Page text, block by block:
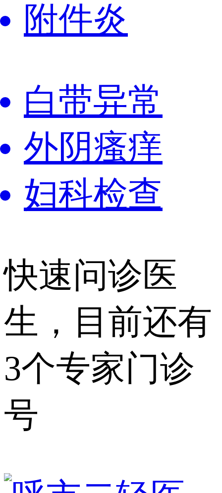
附件炎
白带异常
外阴瘙痒
妇科检查
快速问诊医
生，目前还有
3个专家门诊
号